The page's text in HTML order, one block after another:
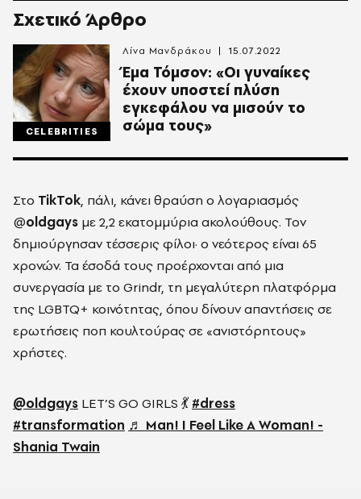
Σχετικό Άρθρο
CELEBRITIES
Έμα Τόμσον: «Οι γυναίκες
έχουν υποστεί πλύση
εγκεφάλου να μισούν το
σώμα τους»
Λίνα Μανδράκου 15.07.2022
Στο TikTok, πάλι, κάνει θραύση ο λογαριασμός
@oldgays με 2,2 εκατομμύρια ακολούθους. Τον
δημιούργησαν τέσσερις φίλοι· ο νεότερος είναι 65
χρονών. Τα έσοδά τους προέρχονται από μια
συνεργασία με το Grindr, τη μεγαλύτερη πλατφόρμα
της LGBTQ+ κοινότητας, όπου δίνουν απαντήσεις σε
ερωτήσεις ποπ κουλτούρας σε «ανιστόρητους»
χρήστες.
@oldgays LET’S GO GIRLS 💃 #dress
#transformation ♬ Man! I Feel Like A Woman! -
Shania Twain